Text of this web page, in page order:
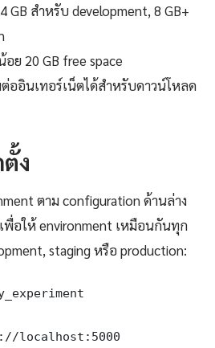
GB สำหรับ development, 8 GB+
อย 20 GB free space
ออินเทอร์เน็ตได้สำหรับดาวน์โหลด
ง
ตาม configuration ด้านล่าง
พื่อให้ environment เหมือนกันทุก
staging หรือ production:
localhost:5000